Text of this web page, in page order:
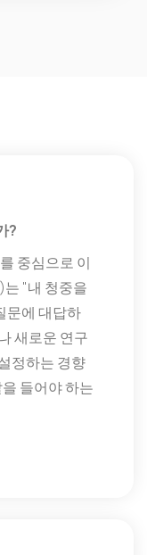
?
중심으로 이
"내 청중을
문에 대답하
새로운 연구
정하는 경향
들어야 하는